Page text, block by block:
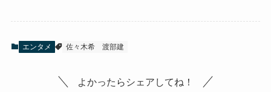
エンタメ 佐々木希 渡部建
よかったらシェアしてね！